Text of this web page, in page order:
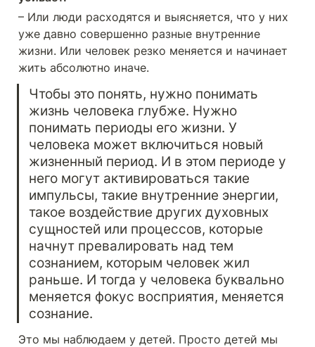
– Или люди расходятся и выясняется, что у них
уже давно совершенно разные внутренние
жизни. Или человек резко меняется и начинает
жить абсолютно иначе.
Чтобы это понять, нужно понимать
жизнь человека глубже. Нужно
понимать периоды его жизни. У
человека может включиться новый
жизненный период. И в этом периоде у
него могут активироваться такие
импульсы, такие внутренние энергии,
такое воздействие других духовных
сущностей или процессов, которые
начнут превалировать над тем
сознанием, которым человек жил
раньше. И тогда у человека буквально
меняется фокус восприятия, меняется
сознание.
Это мы наблюдаем у детей. Просто детей мы